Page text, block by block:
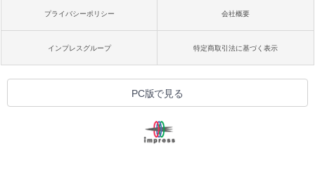
プライバシーポリシー 会社概要
インプレスグループ 特定商取引法に基づく表示
PC版で見る